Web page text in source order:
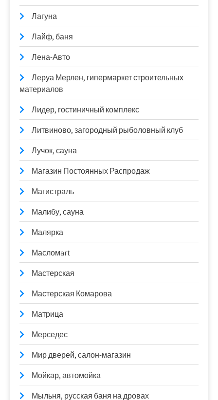
Лагуна
Лайф, баня
Лена-Авто
Леруа Мерлен, гипермаркет строительных
материалов
Лидер, гостиничный комплекс
Литвиново, загородный рыболовный клуб
Лучок, сауна
Магазин Постоянных Распродаж
Магистраль
Малибу, сауна
Малярка
Масломart
Мастерская
Мастерская Комарова
Матрица
Мерседес
Мир дверей, салон-магазин
Мойкар, автомойка
Мыльня, русская баня на дровах